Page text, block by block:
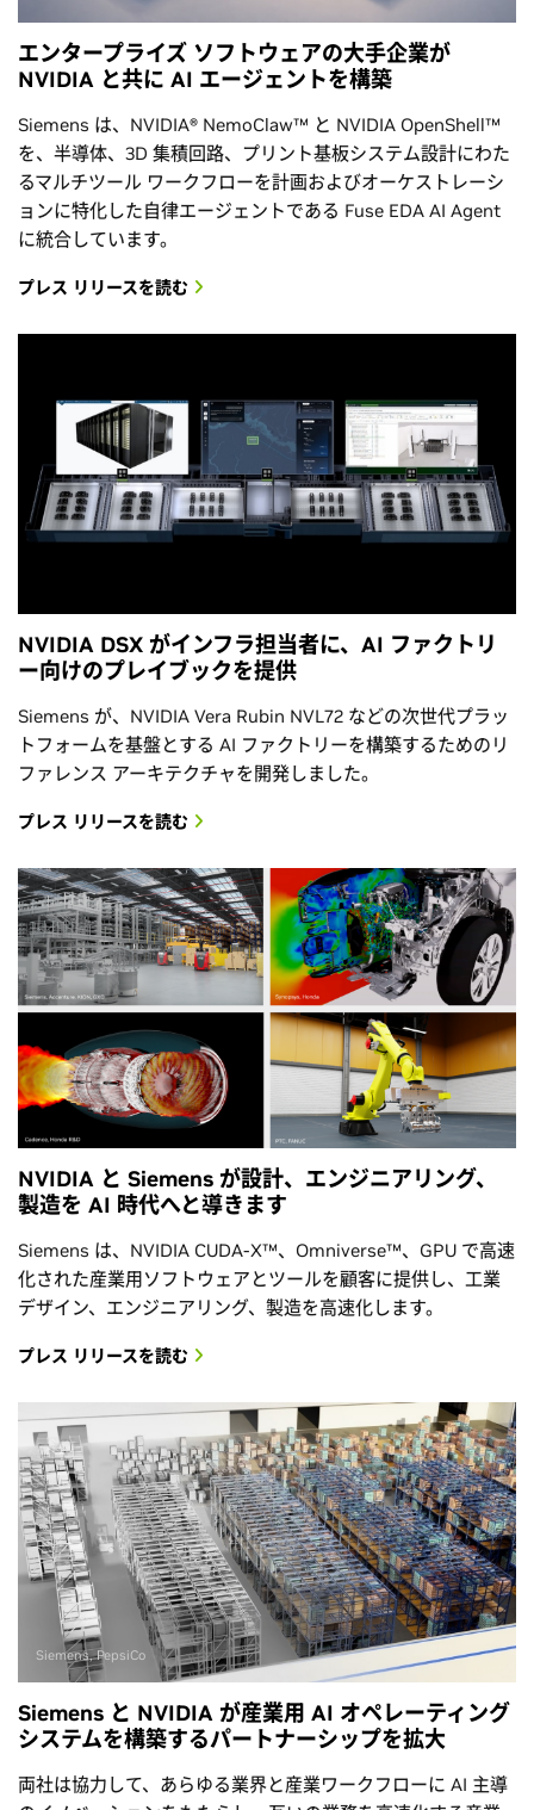
エンタープライズ ソフトウェアの大手企業が
NVIDIA と共に AI エージェントを構築
Siemens は、NVIDIA® NemoClaw™ と NVIDIA OpenShell™
を、半導体、3D 集積回路、プリント基板システム設計にわた
るマルチツール ワークフローを計画およびオーケストレーシ
ョンに特化した自律エージェントである Fuse EDA AI Agent
に統合しています。
プレス リリースを読む
NVIDIA DSX がインフラ担当者に、AI ファクトリ
ー向けのプレイブックを提供
Siemens が、NVIDIA Vera Rubin NVL72 などの次世代プラッ
トフォームを基盤とする AI ファクトリーを構築するためのリ
ファレンス アーキテクチャを開発しました。
プレス リリースを読む
NVIDIA と Siemens が設計、エンジニアリング、
製造を AI 時代へと導きます
Siemens は、NVIDIA CUDA-X™、Omniverse™、GPU で高速
化された産業用ソフトウェアとツールを顧客に提供し、工業
デザイン、エンジニアリング、製造を高速化します。
プレス リリースを読む
Siemens, PepsiCo
Siemens と NVIDIA が産業用 AI オペレーティング
システムを構築するパートナーシップを拡大
両社は協力して、あらゆる業界と産業ワークフローに AI 主導